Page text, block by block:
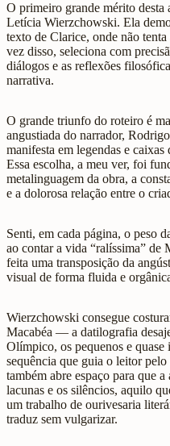
O primeiro grande mérito desta
Letícia Wierzchowski. Ela
texto de Clarice, onde não
vez disso, seleciona com
diálogos e as reflexões
narrativa.
O grande triunfo do roteiro é
angustiada do narrador,
manifesta em legendas e
Essa escolha, a meu ver, foi
metalinguagem da obra, a
e a dolorosa relação entre o
Senti, em cada página, o peso
ao contar a vida “ralíssima” de
feita uma transposição da
visual de forma fluida e
Wierzchowski consegue
Macabéa — a datilografia
Olímpico, os pequenos e
sequência que guia o leitor
também abre espaço para que
lacunas e os silêncios, aquilo
um trabalho de ourivesaria
traduz sem vulgarizar.